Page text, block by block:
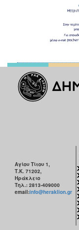
Αγίου Τίτου 1,
Τ.Κ. 71202,
Ηράκλειο
Τηλ.: 2813-409000
email:info@heraklion.gr